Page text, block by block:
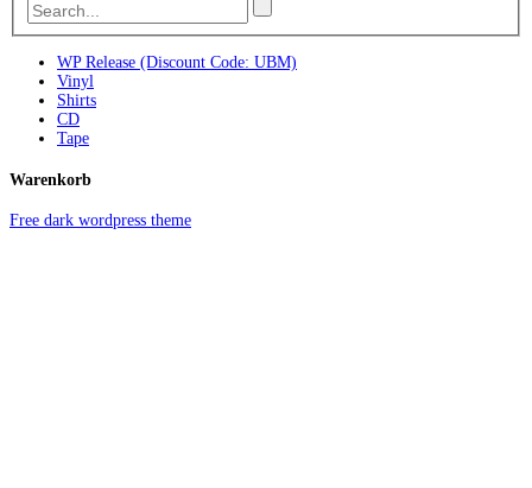
WP Release (Discount Code: UBM)
Vinyl
Shirts
CD
Tape
Warenkorb
Free dark wordpress theme